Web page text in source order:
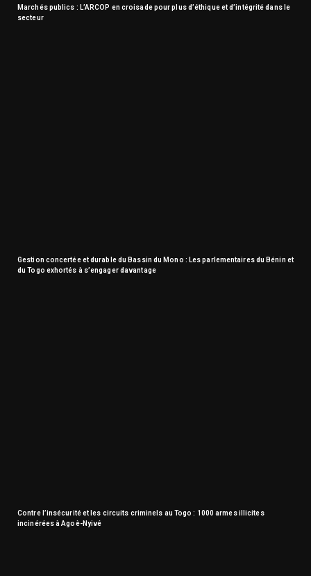
Marchés publics : L’ARCOP en croisade pour plus d’éthique et d’intégrité dans le
secteur
Gestion concertée et durable du Bassin du Mono : Les parlementaires du Bénin et
du Togo exhortés à s’engager davantage
Contre l’insécurité et les circuits criminels au Togo : 1000 armes illicites
incinérées à Agoè-Nyivé